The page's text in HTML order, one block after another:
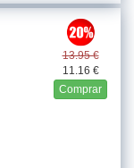
13.95 €
11.16 €
Comprar